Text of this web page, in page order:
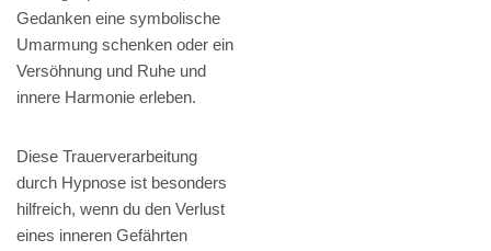
Gedanken eine symbolische
Umarmung schenken oder ein
Versöhnung und Ruhe und
innere Harmonie erleben.
Diese Trauerverarbeitung
durch Hypnose ist besonders
hilfreich, wenn du den Verlust
eines inneren Gefährten